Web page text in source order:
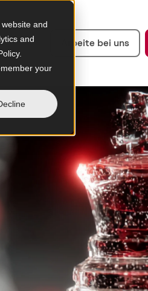
and
and
your
Arbeite bei uns